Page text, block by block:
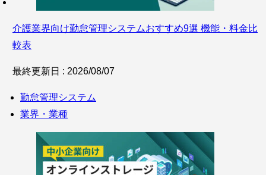
介護業界向け勤怠管理システムおすすめ9選 機能・料金比
較表
最終更新日 : 2026/08/07
勤怠管理システム
業界・業種